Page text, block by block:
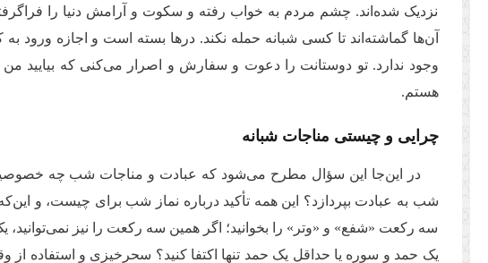
نزدیک شده‌اند. چشم مردم به خواب رفته و سکوت و آرامش دنیا را
آن‌ها گماشته‌اند تا کسی شبانه حمله نکند. درها بسته است و اجازه ورود
وجود ندارد. تو دوستانت را دعوت و سفارش و اصرار می‌کنی که بیایید
هستم.
چرایی و چیستی مناجات شبانه
در این‌جا این سؤال مطرح می‌شود که عبادت و مناجات شب چه
شب به عبادت بپردازد؟ این همه تأکید درباره نماز شب برای چیست، و
سه رکعت «شفع» و «وتر» را بخوانید؛ اگر همین سه رکعت را نیز نمی‌توانید،
یک حمد و سوره یا حداقل یک حمد تنها اکتفا کنید؟ سحرخیزی و